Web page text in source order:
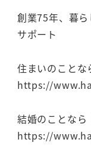
創業75年、暮
サポート
住まいのことな
https://
結婚のことなら
https://